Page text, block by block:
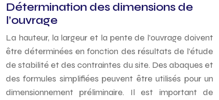
Détermination des dimensions de
l’ouvrage
La hauteur, la largeur et la pente de l’ouvrage doivent
être déterminées en fonction des résultats de l’étude
de stabilité et des contraintes du site. Des abaques et
des formules simplifiées peuvent être utilisés pour un
dimensionnement préliminaire. Il est important de